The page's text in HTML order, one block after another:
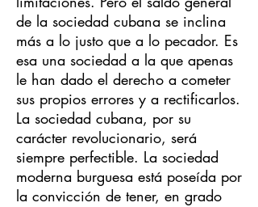
de la sociedad cubana se inclina
más a lo justo que a lo pecador. Es
esa una sociedad a la que apenas
le han dado el derecho a cometer
sus propios errores y a rectificarlos.
La sociedad cubana, por su
carácter revolucionario, será
siempre perfectible. La sociedad
moderna burguesa está poseída por
la convicción de tener, en grado